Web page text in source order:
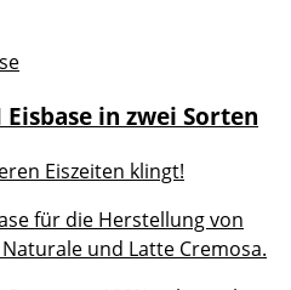
Eisbase in zwei Sorten
Eiszeiten klingt!
für die Herstellung von
und Latte Cremosa.